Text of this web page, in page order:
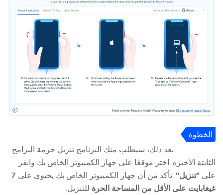
الخطوة
بعد ذلك، سيطلب منك البرنامج تنزيل حزمة البرامج
الثابتة الأخيرة. اختر موقعًا على جهاز الكمبيوتر الخاص بك وانقر
على "تنزيل". تأكد من أن جهاز الكمبيوتر الخاص بك يحتوي على 7
غيغابايت على الأقل من المساحة الحرة للتنزيل.